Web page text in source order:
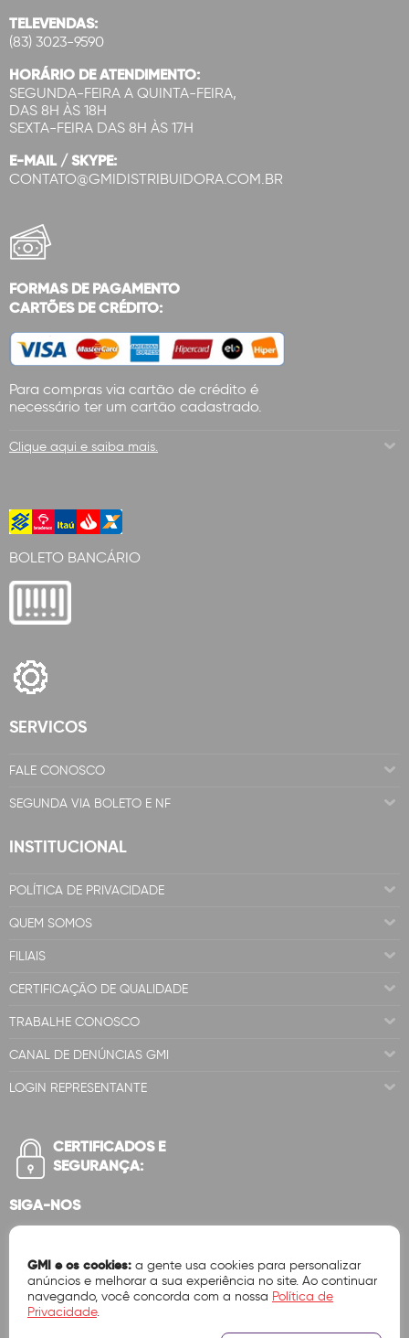
TELEVENDAS:
(83) 3023-9590
HORÁRIO DE ATENDIMENTO:
SEGUNDA-FEIRA A QUINTA-FEIRA,
DAS 8H ÀS 18H
SEXTA-FEIRA DAS 8H ÀS 17H
E-MAIL / SKYPE:
CONTATO@GMIDISTRIBUIDORA.COM.BR
FORMAS DE PAGAMENTO
CARTÕES DE CRÉDITO:
Para compras via cartão de crédito é
necessário ter um cartão cadastrado.
Clique aqui e saiba mais.
BOLETO BANCÁRIO
SERVICOS
FALE CONOSCO
SEGUNDA VIA BOLETO E NF
INSTITUCIONAL
POLÍTICA DE PRIVACIDADE
QUEM SOMOS
FILIAIS
CERTIFICAÇÃO DE QUALIDADE
TRABALHE CONOSCO
CANAL DE DENÚNCIAS GMI
LOGIN REPRESENTANTE
CERTIFICADOS E
SEGURANÇA:
SIGA-NOS
GMI e os cookies: a gente usa cookies para personalizar
anúncios e melhorar a sua experiência no site. Ao continuar
navegando, você concorda com a nossa Política de
Privacidade.